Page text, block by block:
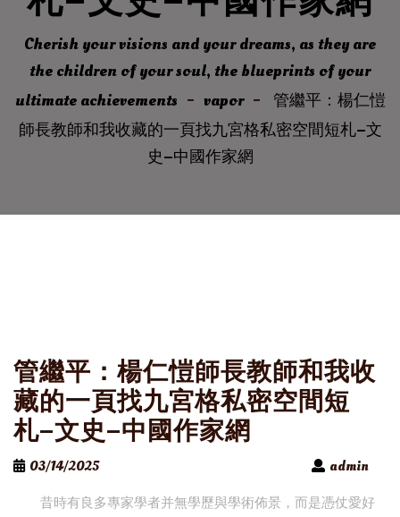
Cherish your visions and your dreams, as they are
the children of your soul, the blueprints of your
ultimate achievements
vapor
管繼平：楊仁愷
師長教師和我收藏的一頁找九宮格私密空間短札–文
史–中國作家網
管繼平：楊仁愷師長教師和我收
藏的一頁找九宮格私密空間短
札–文史–中國作家網
03/14/2025
admin
昔時有良多專家學者并無學歷與學術佈景，而是憑仗愛好